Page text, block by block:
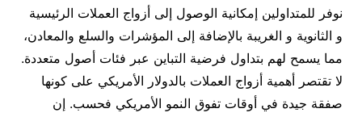
نوفر للمتداولين إمكانية الوصول إلى أزواج العملات الرئيسية
و الثانوية و الغريبة بالإضافة إلى المؤشرات والسلع والمعادن،
مما يسمح لهم بتداول فرضية التباين عبر فئات أصول متعددة.
لا تقتصر أهمية أزواج العملات بالدولار الأمريكي على كونها
صفقة جيدة في أوقات تفوق النمو الأمريكي فحسب. إن